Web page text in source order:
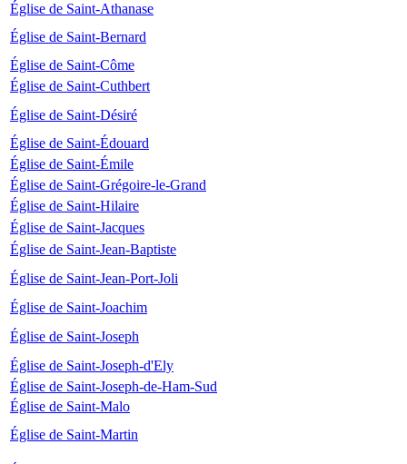
Église de Saint-Athanase
Église de Saint-Bernard
Église de Saint-Côme
Église de Saint-Cuthbert
Église de Saint-Désiré
Église de Saint-Édouard
Église de Saint-Émile
Église de Saint-Grégoire-le-Grand
Église de Saint-Hilaire
Église de Saint-Jacques
Église de Saint-Jean-Baptiste
Église de Saint-Jean-Port-Joli
Église de Saint-Joachim
Église de Saint-Joseph
Église de Saint-Joseph-d'Ely
Église de Saint-Joseph-de-Ham-Sud
Église de Saint-Malo
Église de Saint-Martin